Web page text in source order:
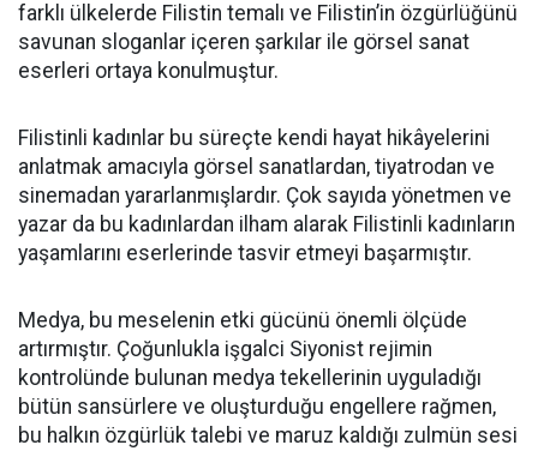
farklı ülkelerde Filistin temalı ve Filistin’in özgürlüğünü
savunan sloganlar içeren şarkılar ile görsel sanat
eserleri ortaya konulmuştur.
Filistinli kadınlar bu süreçte kendi hayat hikâyelerini
anlatmak amacıyla görsel sanatlardan, tiyatrodan ve
sinemadan yararlanmışlardır. Çok sayıda yönetmen ve
yazar da bu kadınlardan ilham alarak Filistinli kadınların
yaşamlarını eserlerinde tasvir etmeyi başarmıştır.
Medya, bu meselenin etki gücünü önemli ölçüde
artırmıştır. Çoğunlukla işgalci Siyonist rejimin
kontrolünde bulunan medya tekellerinin uyguladığı
bütün sansürlere ve oluşturduğu engellere rağmen,
bu halkın özgürlük talebi ve maruz kaldığı zulmün sesi